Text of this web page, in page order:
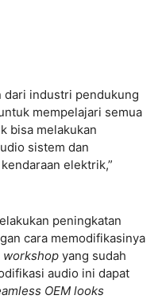
dari industri pendukung
mempelajari semua
bisa melakukan
sistem dan
elektrik,”
peningkatan
cara memodifikasinya
workshop yang sudah
audio ini dapat
OEM looks